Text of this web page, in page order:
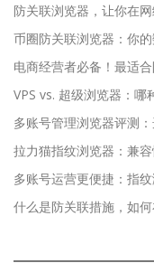
防关联浏览器，让你在
币圈防关联浏览器：你
电商经营者必备！最适
VPS vs. 超级浏览器：哪
多账号管理浏览器评测
拉力猫指纹浏览器：兼
多账号运营更便捷：指
什么是防关联措施，如